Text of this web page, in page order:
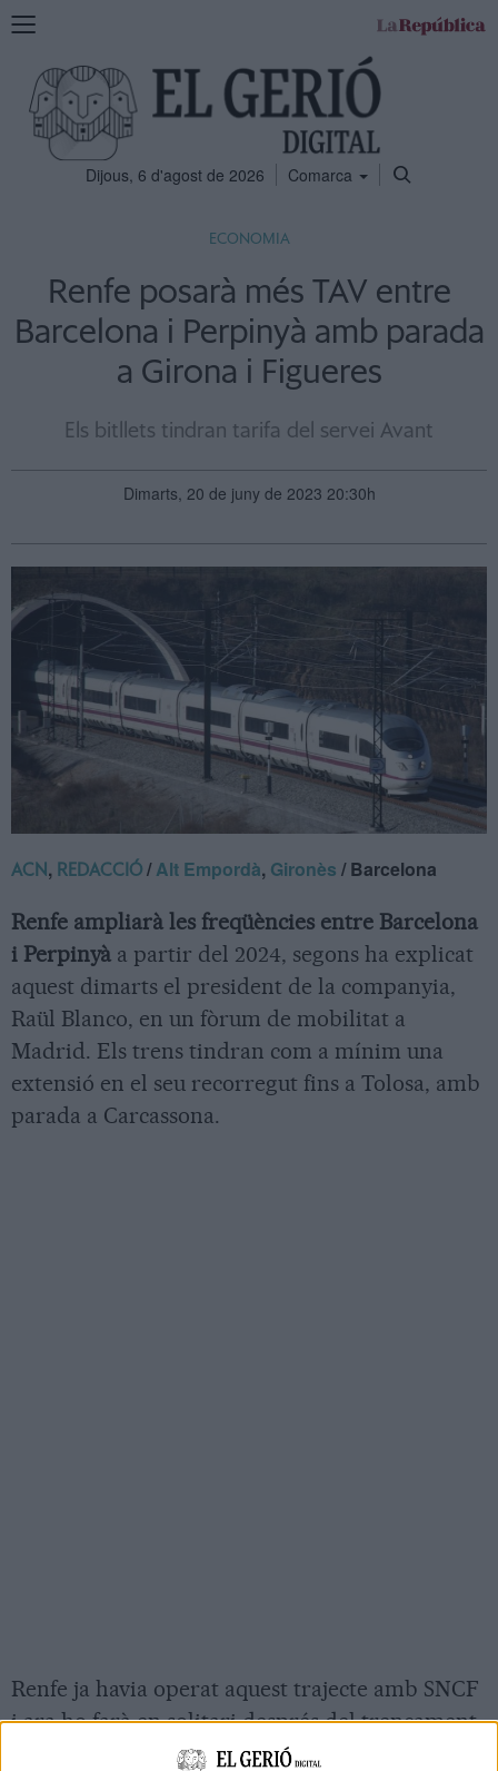
Mostra
navegació
Dijous, 6 d'agost de 2026 Comarca
ECONOMIA
Renfe posarà més TAV entre
Barcelona i Perpinyà amb parada
a Girona i Figueres
Els bitllets tindran tarifa del servei Avant
Dimarts, 20 de juny de 2023 20:30h
ACN, REDACCIÓ /Alt Empordà, Gironès / Barcelona
Renfe ampliarà les freqüències entre Barcelona
i Perpinyà a partir del 2024, segons ha explicat
aquest dimarts el president de la companyia,
Raül Blanco, en un fòrum de mobilitat a
Madrid. Els trens tindran com a mínim una
extensió en el seu recorregut fins a Tolosa, amb
parada a Carcassona.
Renfe ja havia operat aquest trajecte amb SNCF
i ara ho farà en solitari després del trencament
amb la companyia francesa. Els serveis tindran